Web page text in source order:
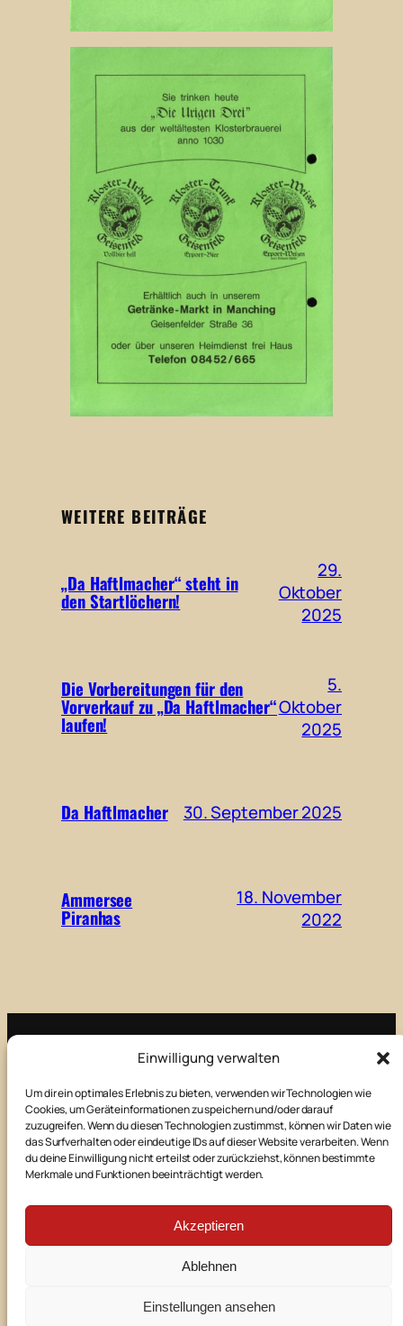
Einwilligung verwalten
Um dir ein optimales Erlebnis zu bieten, verwenden wir Technologien wie
Cookies, um Geräteinformationen zu speichern und/oder darauf
zuzugreifen. Wenn du diesen Technologien zustimmst, können wir Daten wie
das Surfverhalten oder eindeutige IDs auf dieser Website verarbeiten. Wenn
du deine Einwilligung nicht erteilst oder zurückziehst, können bestimmte
Merkmale und Funktionen beeinträchtigt werden.
Akzeptieren
Ablehnen
Einstellungen ansehen
WEITERE BEITRÄGE
„Da Haftlmacher“ steht in
den Startlöchern!
29.
Oktober
2025
Die Vorbereitungen für den
Vorverkauf zu „Da Haftlmacher“
laufen!
5.
Oktober
2025
Da Haftlmacher 30. September 2025
Ammersee
Piranhas
18. November
2022
Kontakt
Datenschutz
E-MailFacebook
Instagram